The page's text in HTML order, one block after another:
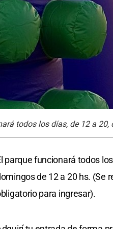
todos los días, de 12 a
parque funcionará todos
de 12 a 20 hs. (Se
para ingresar).